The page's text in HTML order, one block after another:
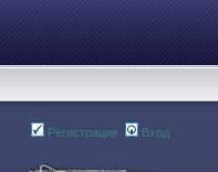
Регистрация Вход